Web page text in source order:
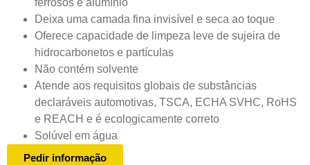
ferrosos e alumínio
Deixa uma camada fina invisível e seca ao toque
Oferece capacidade de limpeza leve de sujeira de
hidrocarbonetos e partículas
Não contém solvente
Atende aos requisitos globais de substâncias
declaráveis ​​automotivas, TSCA, ECHA SVHC, RoHS
e REACH e é ecologicamente correto
Solúvel em água
Pedir informação